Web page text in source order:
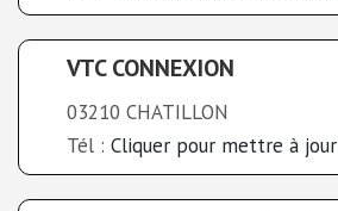
VTC CONNEXION
03210 CHATILLON
Tél : Cliquer pour mettre à jour